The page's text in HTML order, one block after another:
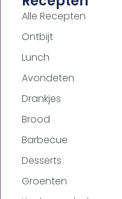
Alle Recepten
Ontbijt
Lunch
Avondeten
Drankjes
Brood
Barbecue
Desserts
Groenten